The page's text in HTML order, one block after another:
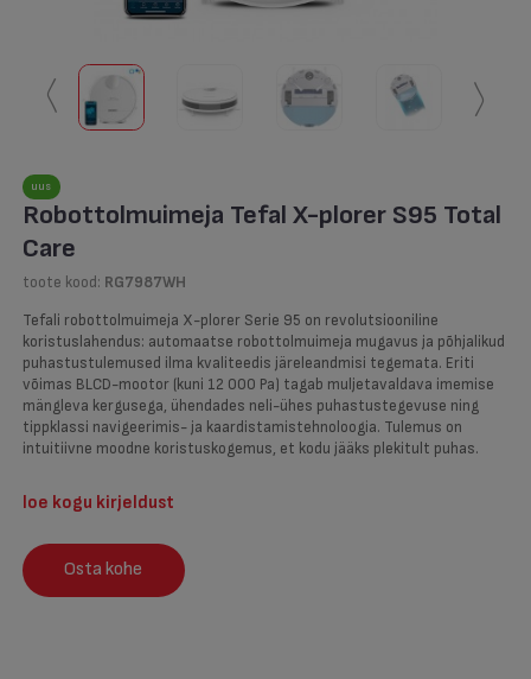
〱 〱
uus
Robottolmuimeja Tefal X-plorer S95 Total
Care
toote kood: RG7987WH
Tefali robottolmuimeja X-plorer Serie 95 on revolutsiooniline
koristuslahendus: automaatse robottolmuimeja mugavus ja põhjalikud
puhastustulemused ilma kvaliteedis järeleandmisi tegemata. Eriti
võimas BLCD-mootor (kuni 12 000 Pa) tagab muljetavaldava imemise
mängleva kergusega, ühendades neli-ühes puhastustegevuse ning
tippklassi navigeerimis- ja kaardistamistehnoloogia. Tulemus on
intuitiivne moodne koristuskogemus, et kodu jääks plekitult puhas.
loe kogu kirjeldust
Osta kohe